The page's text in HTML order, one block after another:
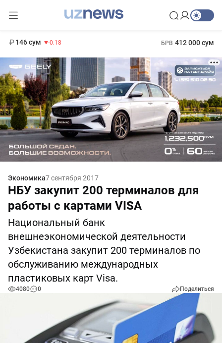
146 сум -0.18 БРВ 412 000 сум
Экономика7 сентября 2017
НБУ закупит 200 терминалов для
работы с картами VISA
Национальный банк
внешнеэкономической деятельности
Узбекистана закупит 200 терминалов по
обслуживанию международных
пластиковых карт Visa.
4080 0 Поделиться